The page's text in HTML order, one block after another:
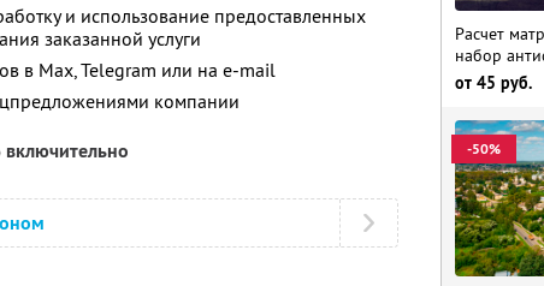
и использование предоставленных
заказанной услуги
в Max, Telegram или на e-mail
компании
включительно
Расчет
набор
от 45 руб.
-50%